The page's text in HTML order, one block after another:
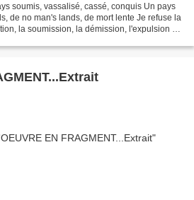
soumis, vassalisé, cassé, conquis Un pays
de no man's lands, de mort lente Je refuse la
la soumission, la démission, l'expulsion Je